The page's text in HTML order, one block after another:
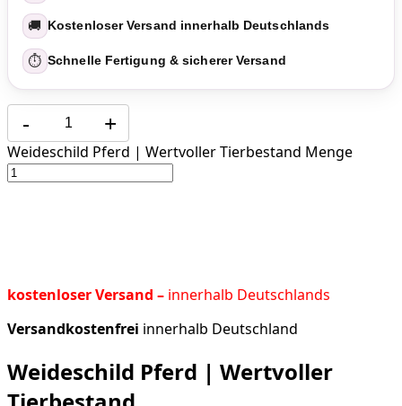
🚚 Kostenloser Versand innerhalb Deutschlands
⏱️ Schnelle Fertigung & sicherer Versand
- +
Weideschild Pferd | Wertvoller Tierbestand Menge
kostenloser Versand – innerhalb Deutschlands
Versandkostenfrei innerhalb Deutschland
Weideschild Pferd | Wertvoller